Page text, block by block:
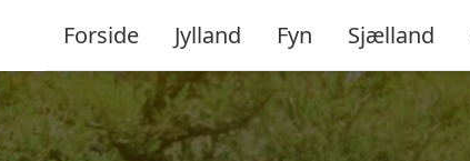
Forside Jylland Fyn Sjælland